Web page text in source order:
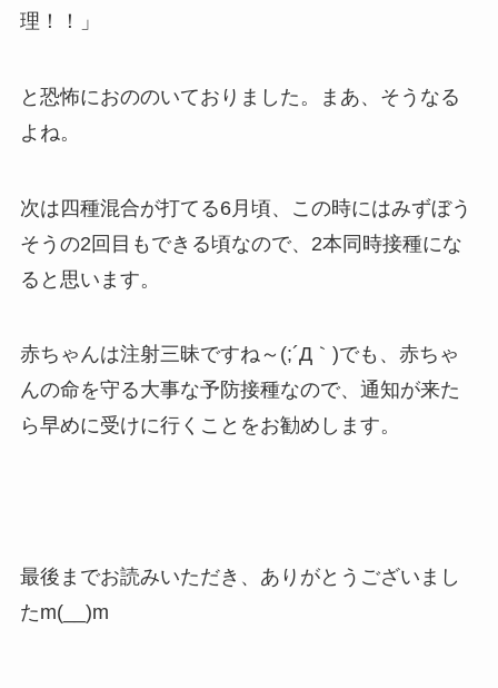
理！！」
と恐怖におののいておりました。まあ、そうなる
よね。
次は四種混合が打てる6月頃、この時にはみずぼう
そうの2回目もできる頃なので、2本同時接種にな
ると思います。
赤ちゃんは注射三昧ですね～(;´Д｀)でも、赤ちゃ
んの命を守る大事な予防接種なので、通知が来た
ら早めに受けに行くことをお勧めします。
最後までお読みいただき、ありがとうございまし
たm(__)m